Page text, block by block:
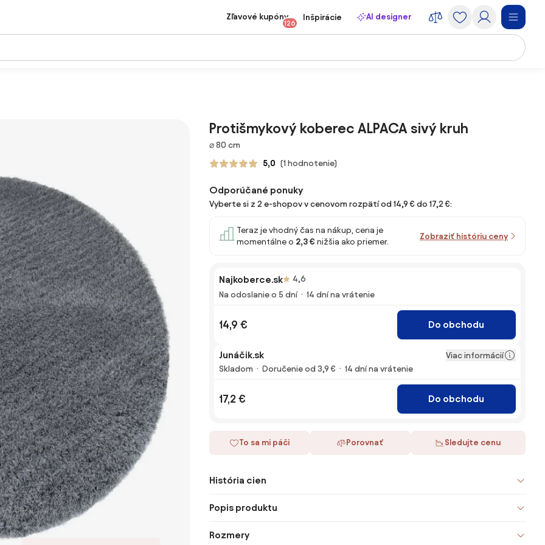
Zľavové kupóny
126
Inšpirácie AI designer
Protišmykový koberec ALPACA sivý kruh
Rozmery
⌀ 80 cm
5,0 (1 hodnotenie)
Odporúčané ponuky
Vyberte si z 2 e-shopov v cenovom rozpätí od 14,9 € do 17,2 €:
Teraz je vhodný čas na nákup, cena je
momentálne o 2,3 € nižšia ako priemer.
Zobraziť históriu ceny
Najkoberce.sk
4,6
Na odoslanie o 5 dní
14 dní na vrátenie
14,9 € Do obchodu
Junáčik.sk
Viac informácií
Skladom
Doručenie od 3,9 € 14 dní na vrátenie
17,2 € Do obchodu
To sa mi páči Porovnať Sledujte cenu
História cien
Popis produktu
Rozmery